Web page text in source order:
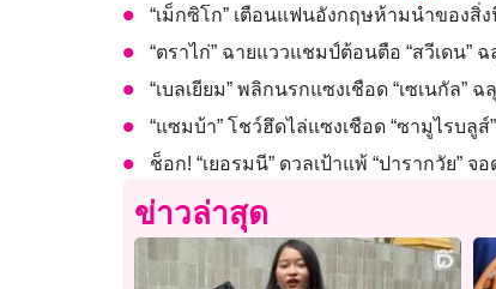
“เม็กซิโก” เตือนแฟนอังกฤษห้ามนำของสิ่
“ตราไก่” ฉายแววแชมป์ต้อนตือ “สวีเดน”
“เบลเยียม” พลิกนรกแซงเชือด “เซเนกัล”
“แซมบ้า” โชว์ฮึดไล่แซงเชือด “ซามูไรบลูส์
ช็อก! “เยอรมนี” ดวลเป้าแพ้ “ปารากวัย”
ข่าวล่าสุด